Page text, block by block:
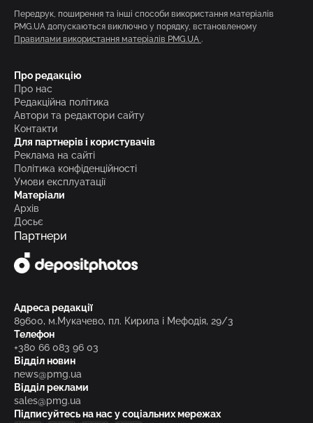
Передрук, поширення та інші способи використання матеріалів
PMG.UA допускаються виключно у порядку, встановленому
Правилами використання матеріалів PMG.UA .
Про редакцію
Про нас
Редакційна політика
Автори та редактори сайту
Контакти
Для партнерів і користувачів
Реклама на сайті
Політика конфіденційності
Умови експлуатації
Матеріали
Архів
Досьє
Партнери
Адреса редакції
89600, м.Мукачево, пл. Кирила і Мефодія, 29/3
Телефон
+380 66 083 96 03
Відділ новин
news@pmg.ua
Відділ реклами
sales@pmg.ua
Підписуйтесь на нас у соціальних мережах